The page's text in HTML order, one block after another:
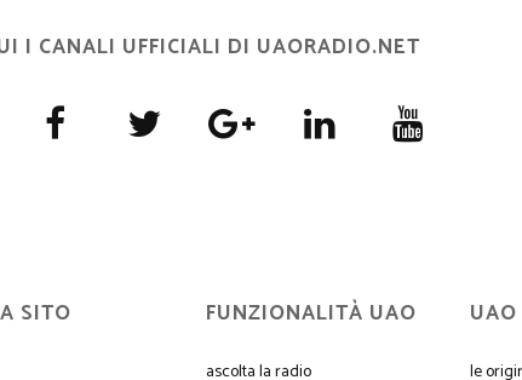
I CANALI UFFICIALI DI UAORADIO.NET
SITO FUNZIONALITÀ UAO
ascolta la radio
le